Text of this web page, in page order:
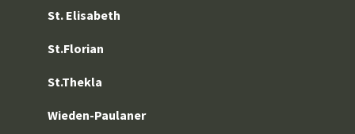
St. Elisabeth
St.Florian
St.Thekla
Wieden-Paulaner